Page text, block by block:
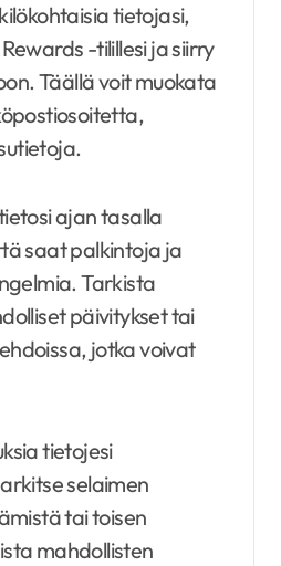
tietojasi,
-tilillesi ja siirry
Täällä voit muokata
ajan tasalla
saat palkintoja ja
Tarkista
päivitykset tai
jotka voivat
tietojesi
selaimen
tai toisen
mahdollisten